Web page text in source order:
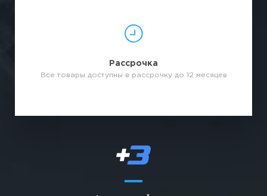
Рассрочка
Все товары доступны в рассрочку до 12 месяцев